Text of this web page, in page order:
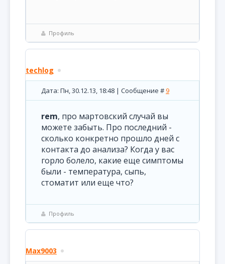
Профиль
techlog
Дата: Пн, 30.12.13, 18:48 | Сообщение #9
rem, про мартовский случай вы
можете забыть. Про последний -
сколько конкретно прошло дней с
контакта до анализа? Когда у вас
горло болело, какие еще симптомы
были - температура, сыпь,
стоматит или еще что?
Профиль
Max9003